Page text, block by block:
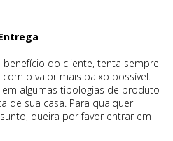
benefício do cliente, tenta sempre
o valor mais baixo possível.
algumas tipologias de produto
de sua casa. Para qualquer
queira por favor entrar em